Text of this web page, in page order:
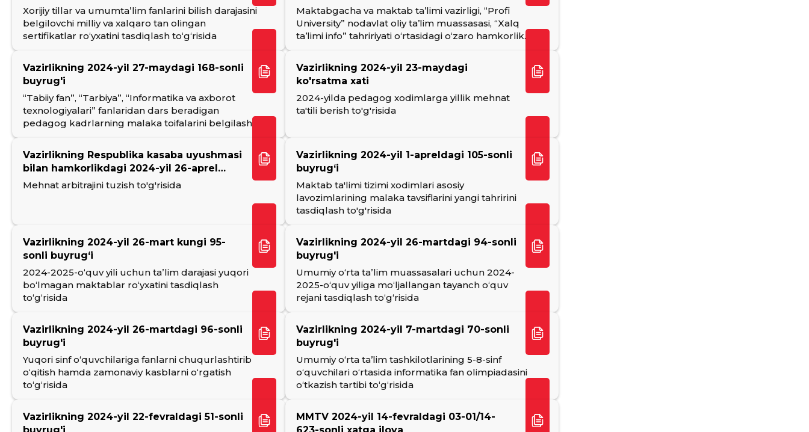
Хorijiy tillar va umumtaʼlim fanlarini bilish darajasini
belgilovchi milliy va xalqaro tan olingan
sertifikatlar roʻyxatini tasdiqlash toʻgʻrisida
28-may
Maktabgacha va maktab ta’limi vazirligi, “Profi
University” nodavlat oliy ta’lim muassasasi, “Xalq
ta’limi info” tahririyati oʻrtasidagi oʻzaro hamkorlik
Vazirlikning 2024-yil 27-maydagi 168-sonli
buyrug'i
“Tabiiy fan”, “Tarbiya”, “Informatika va axborot
texnologiyalari” fanlaridan dars beradigan
pedagog kadrlarning malaka toifalarini belgilash
Vazirlikning 2024-yil 23-maydagi
ko'rsatma xati
2024-yilda pedagog xodimlarga yillik mehnat
ta'tili berish to'g'risida
Vazirlikning Respublika kasaba uyushmasi
bilan hamkorlikdagi 2024-yil 26-aprel
kungi qo'shma qarori
Mehnat arbitrajini tuzish to'g'risida
Vazirlikning 2024-yil 1-apreldagi 105-sonli
buyrug‘i
Maktab ta'limi tizimi xodimlari asosiy
lavozimlarining malaka tavsiflarini yangi tahririni
tasdiqlash to'g'risida
Vazirlikning 2024-yil 26-mart kungi 95-
sonli buyrug‘i
2024-2025-oʻquv yili uchun taʼlim darajasi yuqori
boʻlmagan maktablar roʻyxatini tasdiqlash
toʻgʻrisida
Vazirlikning 2024-yil 26-martdagi 94-sonli
buyrug'i
Umumiy oʻrta taʼlim muassasalari uchun 2024-
2025-oʻquv yiliga moʻljallangan tayanch oʻquv
rejani tasdiqlash toʻgʻrisida
Vazirlikning 2024-yil 26-martdagi 96-sonli
buyrug'i
Yuqori sinf oʻquvchilariga fanlarni chuqurlashtirib
oʻqitish hamda zamonaviy kasblarni oʻrgatish
toʻgʻrisida
Vazirlikning 2024-yil 7-martdagi 70-sonli
buyrug'i
Umumiy o‘rta ta’lim tashkilotlarining 5-8-sinf
o‘quvchilari o‘rtasida informatika fan olimpiadasini
o‘tkazish tartibi to‘g‘risida
Vazirlikning 2024-yil 22-fevraldagi 51-sonli
MMTV 2024-yil 14-fevraldagi 03-01/14-